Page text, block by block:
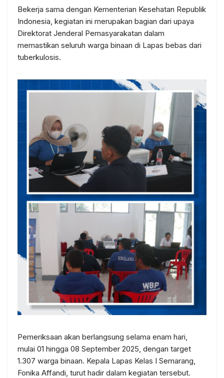
Bekerja sama dengan Kementerian Kesehatan Republik
Indonesia, kegiatan ini merupakan bagian dari upaya
Direktorat Jenderal Pemasyarakatan dalam
memastikan seluruh warga binaan di Lapas bebas dari
tuberkulosis.
Pemeriksaan akan berlangsung selama enam hari,
mulai 01 hingga 08 September 2025, dengan target
1.307 warga binaan. Kepala Lapas Kelas I Semarang,
Fonika Affandi, turut hadir dalam kegiatan tersebut.